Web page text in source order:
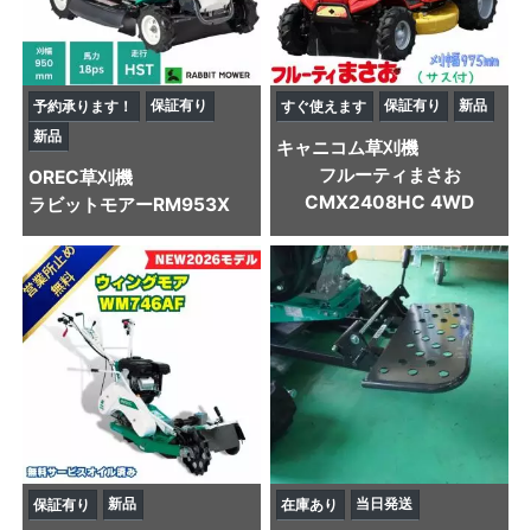
予約承ります！
保証有り
新品
OREC草刈機
ラビットモアーRM953X
すぐ使えます 保証有り 新品
キャニコム草刈機
フルーティまさお
CMX2408HC 4WD
保証有り 新品 在庫あり 当日発送